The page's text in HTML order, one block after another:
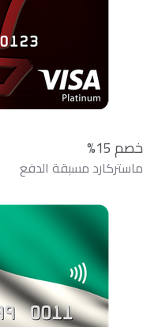
خصم 15%
ماستركارد مسبقة الدفع